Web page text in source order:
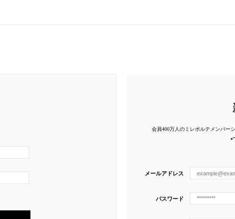
会員400万人のミレポルテメンバー
*
メールアドレス
パスワード